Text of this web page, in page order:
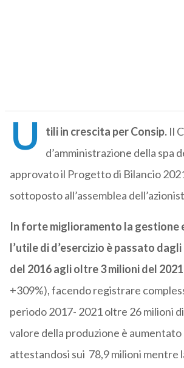
U tili in crescita per Consip.Il
d’amministrazione della spa
approvato il Progetto di Bilancio
sottoposto all’assemblea
In forte miglioramento la gestione
l’utile di d’esercizio è passato
del 2016 agli oltre 3 milioni del 2021
+309%), facendo registrare
periodo 2017- 2021 oltre 26 milioni
valore della produzione è aumentato
attestandosi sui 78,9 milioni mentre